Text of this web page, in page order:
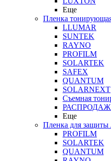
Еще
Пленка тонирующая
LLUMAR
SUNTEK
RAYNO
PROFILM
SOLARTEK
SAFEX
QUANTUM
SOLARNEXT
Съемная
Еще
Пленка для защиты
PROFILM
SOLARTEK
QUANTUM